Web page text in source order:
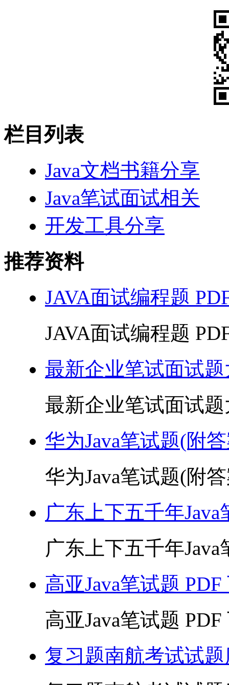
栏目列表
Java文档书籍分享
Java笔试面试相关
开发工具分享
推荐资料
JAVA面试编程题
JAVA面试编程题
最新企业笔试面试
最新企业笔试面试
华为Java笔试题(附
华为Java笔试题(附
广东上下五千年
广东上下五千年
高亚Java笔试题 PDF
高亚Java笔试题 PDF
复习题南航考试试